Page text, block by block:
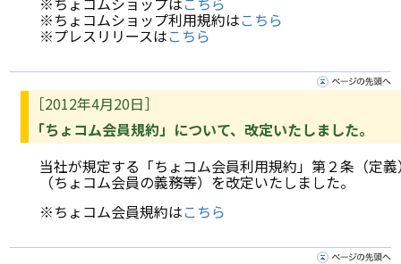
※ちょコムショップ利用規約はこちら
※プレスリリースはこちら
［2012年4月20日］
「ちょコム会員規約」について、改定いたしました。
当社が規定する「ちょコム会員利用規約」第２条（定
（ちょコム会員の義務等）を改定いたしました。
※ちょコム会員規約はこちら